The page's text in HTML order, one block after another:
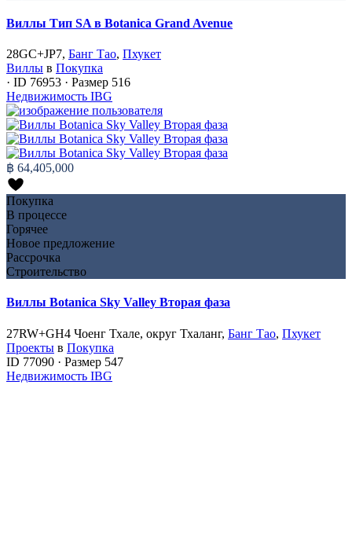
Виллы Тип SA в Botanica Grand Avenue
28GC+JP7, Банг Тао, Пхукет
Виллы в Покупка
· ID 76953 · Размер 516
Недвижимость IBG
฿ 64,405,000
Покупка
В процессе
Горячее
Новое предложение
Рассрочка
Строительство
Виллы Botanica Sky Valley Вторая фаза
27RW+GH4 Чоенг Тхале, округ Тхаланг, Банг Тао, Пхукет
Проекты в Покупка
ID 77090 · Размер 547
Недвижимость IBG